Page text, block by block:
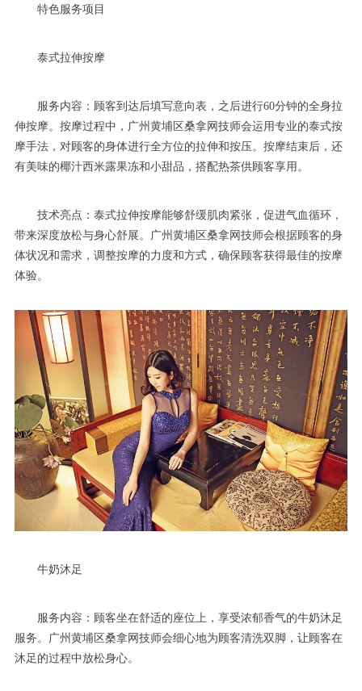
特色服务项目
泰式拉伸按摩
服务内容：顾客到达后填写意向表，之后进行60分钟的全身拉
伸按摩。按摩过程中，广州黄埔区桑拿网技师会运用专业的泰式按
摩手法，对顾客的身体进行全方位的拉伸和按压。按摩结束后，还
有美味的椰汁西米露果冻和小甜品，搭配热茶供顾客享用。
技术亮点：泰式拉伸按摩能够舒缓肌肉紧张，促进气血循环，
带来深度放松与身心舒展。广州黄埔区桑拿网技师会根据顾客的身
体状况和需求，调整按摩的力度和方式，确保顾客获得最佳的按摩
体验。
牛奶沐足
服务内容：顾客坐在舒适的座位上，享受浓郁香气的牛奶沐足
服务。广州黄埔区桑拿网技师会细心地为顾客清洗双脚，让顾客在
沐足的过程中放松身心。